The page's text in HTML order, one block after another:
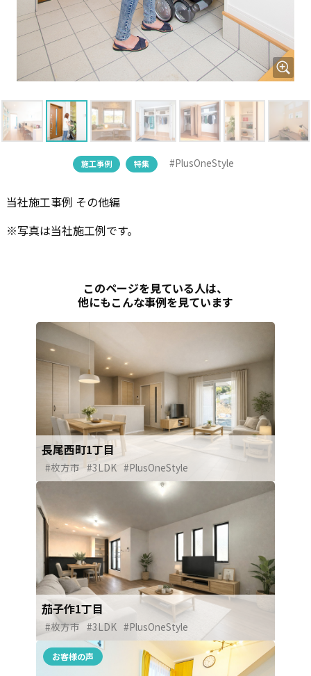
施工事例 特集 #PlusOneStyle
当社施工事例 その他編
※写真は当社施工例です。
このページを見ている人は、
他にもこんな事例を見ています
長尾西町1丁目
#枚方市 #3LDK #PlusOneStyle
茄子作1丁目
#枚方市 #3LDK #PlusOneStyle
お客様の声